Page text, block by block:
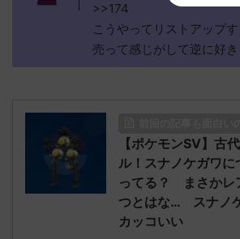
>>174
こうやってリストアップ
売って感じがして逆に好き
【ポケモンSV】古
ル！スナノケガワに
ってる？ まさかレ
つとはな… スナノ
カッコいい